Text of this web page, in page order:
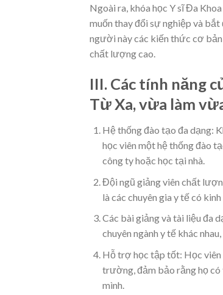
Ngoài ra, khóa học Y sĩ Đa
muốn thay đổi sự nghiệp và
người này các kiến thức cơ
chất lượng cao.
III. Các tính năng
Từ Xa, vừa làm
Hệ thống đào tạo đa dạng:
học viên một hệ thống đào
công ty hoặc học tại nhà.
Đội ngũ giảng viên chất
là các chuyên gia y tế có
Các bài giảng và tài liệu đa
chuyên ngành y tế khác
Hỗ trợ học tập tốt: Học viên
trường, đảm bảo rằng họ có
mình.